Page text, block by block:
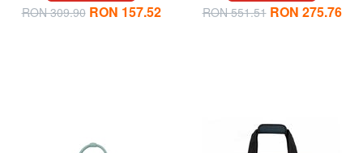
RON 309.90 RON 157.52 RON 551.51 RON 275.76